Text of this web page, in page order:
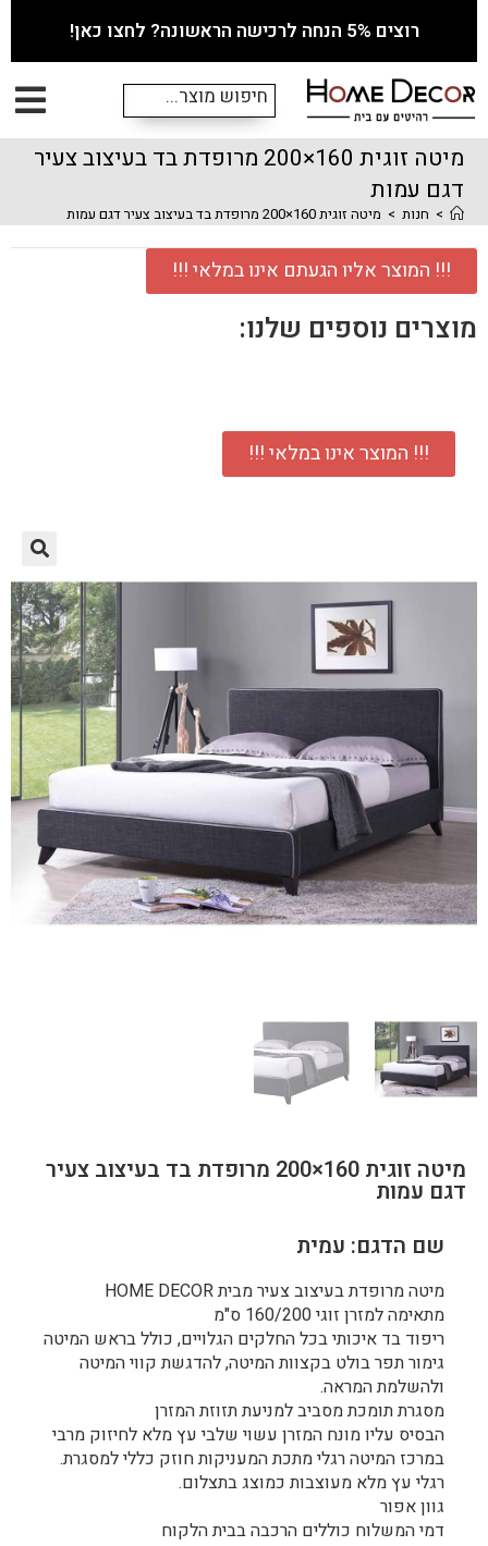
רוצים 5% הנחה לרכישה הראשונה? לחצו כאן!
מיטה זוגית 160×200 מרופדת בד בעיצוב צעיר
דגם עמות
> חנות > מיטה זוגית 160×200 מרופדת בד בעיצוב צעיר דגם עמות
!!! המוצר אליו הגעתם אינו במלאי !!!
מוצרים נוספים שלנו:
!!! המוצר אינו במלאי !!!
מיטה זוגית 160×200 מרופדת בד בעיצוב צעיר
דגם עמות
שם הדגם: עמית
מיטה מרופדת בעיצוב צעיר מבית HOME DECOR
מתאימה למזרן זוגי 160/200 ס"מ
ריפוד בד איכותי בכל החלקים הגלויים, כולל בראש המיטה
גימור תפר בולט בקצוות המיטה, להדגשת קווי המיטה
ולהשלמת המראה.
מסגרת תומכת מסביב למניעת תזוזת המזרן
הבסיס עליו מונח המזרן עשוי שלבי עץ מלא לחיזוק מרבי
במרכז המיטה רגלי מתכת המעניקות חוזק כללי למסגרת.
רגלי עץ מלא מעוצבות כמוצג בתצלום.
גוון אפור
דמי המשלוח כוללים הרכבה בבית הלקוח